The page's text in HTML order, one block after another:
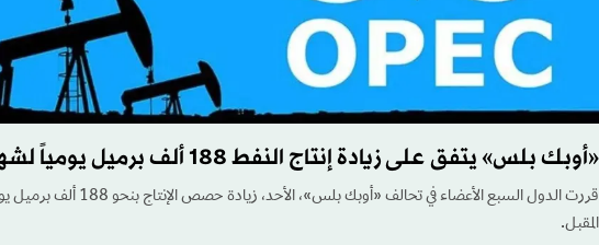
«أوبك بلس» يتفق على زيادة إنتاج النفط 188 ألف برميل يومياً لشهر سبتمبر
قررت الدول السبع الأعضاء في تحالف «أوبك
المقبل.